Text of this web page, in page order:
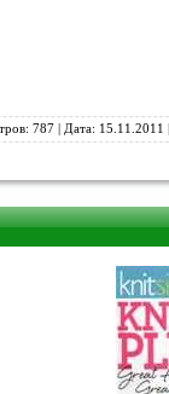
787 | Дата: 15.11.2011